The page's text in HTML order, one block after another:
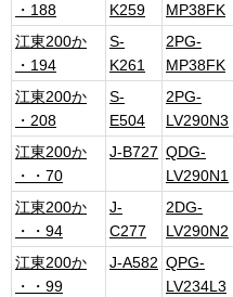
・188
K259
MP38FK
江東200か
・194
S-
K261
2PG-
MP38FK
江東200か
・208
S-
E504
2PG-
LV290N3
江東200か
・・70
J-B727 QDG-
LV290N1
江東200か
・・94
J-
C277
2DG-
LV290N2
江東200か
・・99
J-A582 QPG-
LV234L3